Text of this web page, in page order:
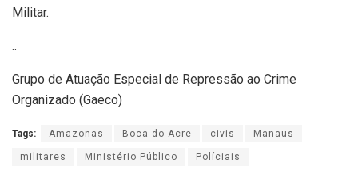
Militar.
..
Grupo de Atuação Especial de Repressão ao Crime
Organizado (Gaeco)
Tags: Amazonas Boca do Acre civis Manaus
militares Ministério Público Políciais